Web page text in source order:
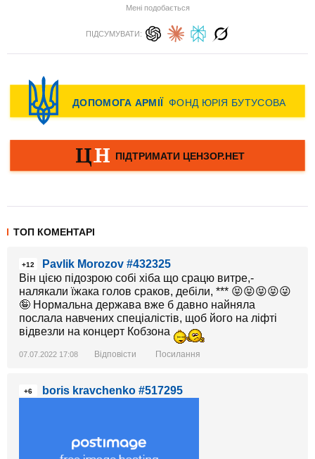
Мені подобається
ПІДСУМУВАТИ:
ТОП КОМЕНТАРІ
+12
Pavlik Morozov #432325
Він цією підозрою собі хіба що срацю витре,-
налякали їжака голов сраков, дебіли, *** 😝😝😝😝😜
🤪 Нормальна держава вже б давно найняла
послала навчених спеціалістів, щоб його на ліфті
відвезли на концерт Кобзона
07.07.2022 17:08 Відповісти Посилання
+6 boris kravchenko #517295